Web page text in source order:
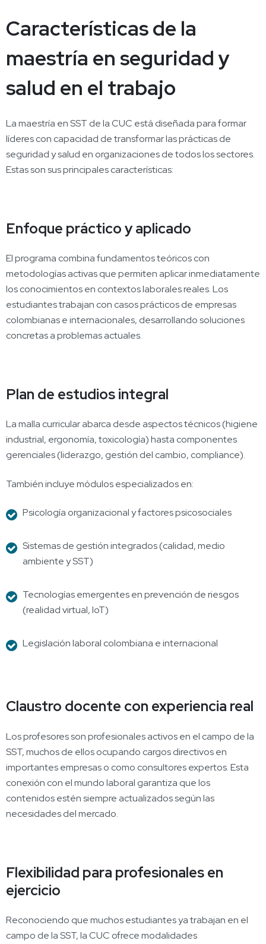
Características de la
maestría en seguridad y
salud en el trabajo
La maestría en SST de la CUC está diseñada para formar
líderes con capacidad de transformar las prácticas de
seguridad y salud en organizaciones de todos los sectores.
Estas son sus principales características:
Enfoque práctico y aplicado
El programa combina fundamentos teóricos con
metodologías activas que permiten aplicar inmediatamente
los conocimientos en contextos laborales reales. Los
estudiantes trabajan con casos prácticos de empresas
colombianas e internacionales, desarrollando soluciones
concretas a problemas actuales.
Plan de estudios integral
La malla curricular abarca desde aspectos técnicos (higiene
industrial, ergonomía, toxicología) hasta componentes
gerenciales (liderazgo, gestión del cambio, compliance).
También incluye módulos especializados en:
Psicología organizacional y factores psicosociales
Sistemas de gestión integrados (calidad, medio
ambiente y SST)
Tecnologías emergentes en prevención de riesgos
(realidad virtual, IoT)
Legislación laboral colombiana e internacional
Claustro docente con experiencia real
Los profesores son profesionales activos en el campo de la
SST, muchos de ellos ocupando cargos directivos en
importantes empresas o como consultores expertos. Esta
conexión con el mundo laboral garantiza que los
contenidos estén siempre actualizados según las
necesidades del mercado.
Flexibilidad para profesionales en
ejercicio
Reconociendo que muchos estudiantes ya trabajan en el
campo de la SST, la CUC ofrece modalidades